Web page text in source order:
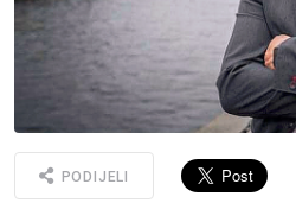
PODIJELI